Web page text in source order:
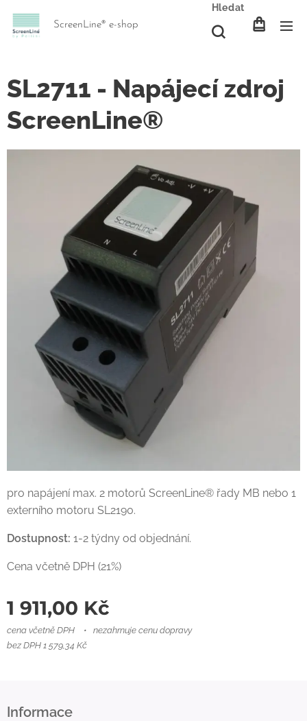
ScreenLine® e-shop
Hledat
SL2711 - Napájecí zdroj
ScreenLine®
pro napájení max. 2 motorů ScreenLine® řady MB nebo 1
externího motoru SL2190.
Dostupnost: 1-2 týdny od objednání.
Cena včetně DPH (21%)
1 911,00 Kč
cena včetně DPH
nezahrnuje cenu dopravy
bez DPH 1 579,34 Kč
Informace